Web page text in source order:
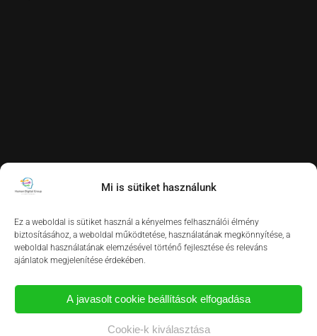
Mi is sütiket használunk
Ez a weboldal is sütiket használ a kényelmes felhasználói élmény
biztosításához, a weboldal működtetése, használatának megkönnyítése, a
weboldal használatának elemzésével történő fejlesztése és releváns
ajánlatok megjelenítése érdekében.
A javasolt cookie beállítások elfogadása
Cookie-k kiválasztása
OLDALTÉRKÉP
Vezetői tréningek